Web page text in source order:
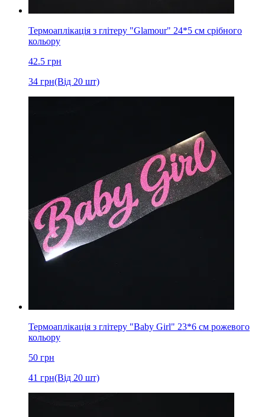
Термоаплікація з глітеру "Glamour" 24*5 см срібного
кольору
42.5 грн
34 грн(Від 20 шт)
Термоаплікація з глітеру "Baby Girl" 23*6 см рожевого
кольору
50 грн
41 грн(Від 20 шт)